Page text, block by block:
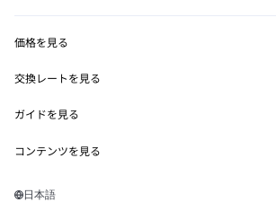
MetaMask Connect
Snaps
Web3サービス
セキュリティ
サポート
キャリア
価格を見る
イーサリアムの価格
Solanaの価格
Tetherの価格
交換レートを見る
ETH→USD
USDT→INR
BTC→INR
ガイドを見る
ETHの購入
コンテンツを見る
Solanaウォレット
日本語